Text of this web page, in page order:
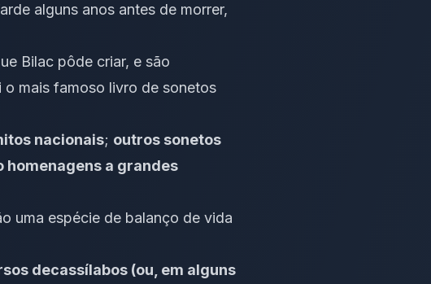
alguns anos antes de morrer,
Bilac pôde criar, e são
mais famoso livro de sonetos
nacionais; outros sonetos
homenagens a grandes
uma espécie de balanço de vida
decassílabos (ou, em alguns